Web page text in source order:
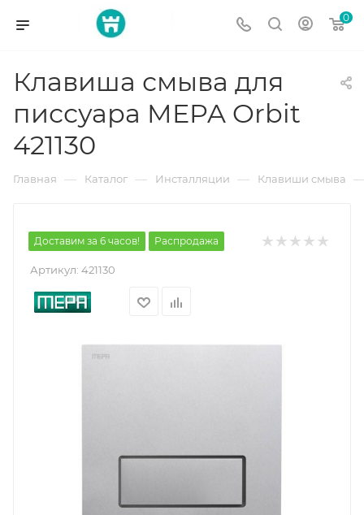
0
Клавиша смыва для
писсуара MEPA Orbit
421130
Главная — Каталог — Инсталляции — Клавиши смыва
Доставим за 6 часов! Распродажа
Артикул: 421130